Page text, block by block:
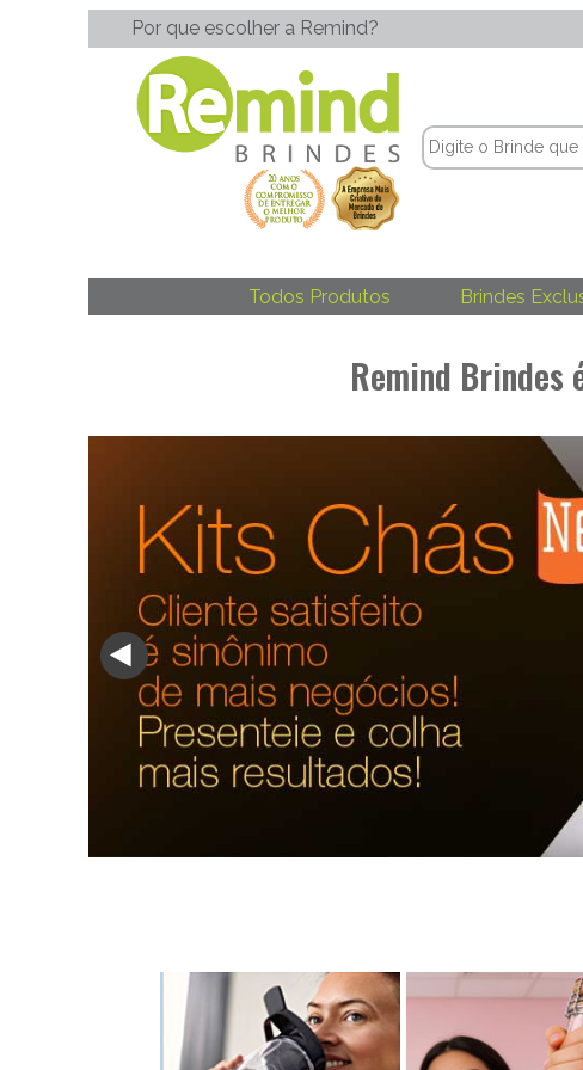
Por que escolher a Remind?
Todos Produtos Brindes
Remind Brindes